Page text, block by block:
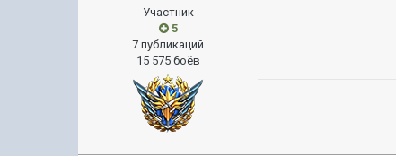
Участник
5
7 публикаций
15 575 боёв